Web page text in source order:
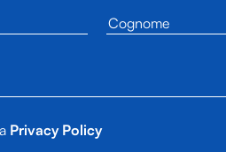
Privacy Policy